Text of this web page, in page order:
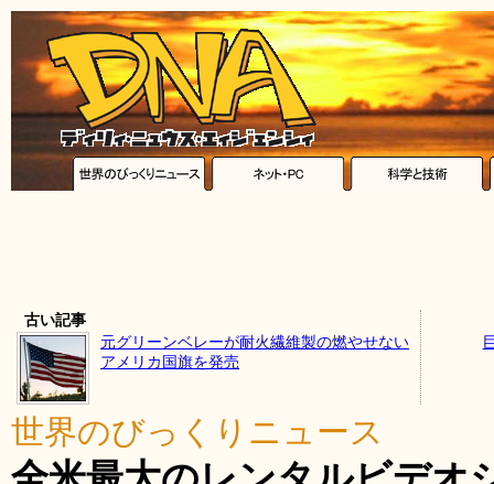
古い記事
元グリーンベレーが耐火繊維製の燃やせない
アメリカ国旗を発売
世界のびっくりニュース